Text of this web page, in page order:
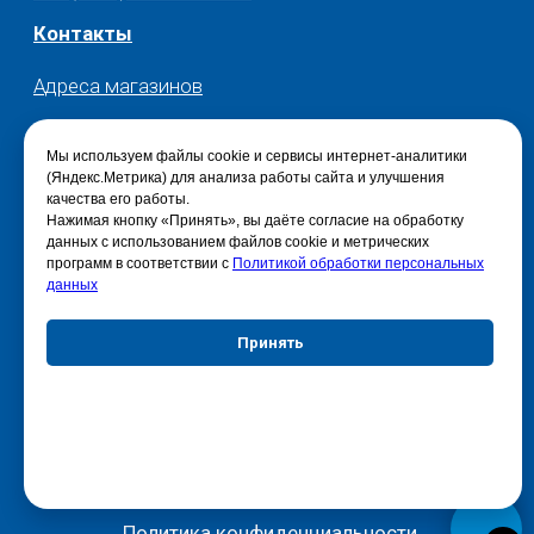
Мы используем файлы cookie и сервисы интернет-аналитики
(Яндекс.Метрика) для анализа работы сайта и улучшения
качества его работы.
Нажимая кнопку «Принять», вы даёте согласие на обработку
данных с использованием файлов cookie и метрических
программ в соответствии с Политикой обработки персональных
данных
Принять